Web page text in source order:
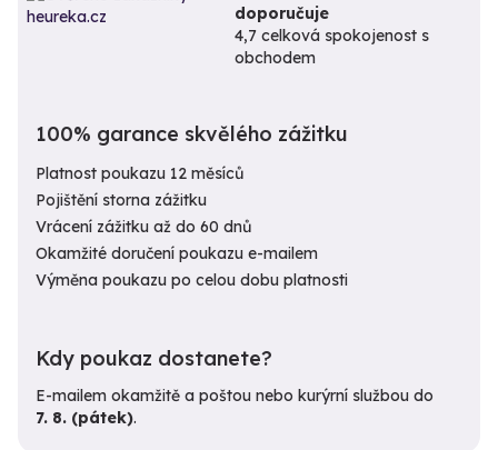
doporučuje
4,7 celková spokojenost s
obchodem
100% garance skvělého zážitku
Platnost poukazu 12 měsíců
Pojištění storna zážitku
Vrácení zážitku až do 60 dnů
Okamžité doručení poukazu e-mailem
Výměna poukazu po celou dobu platnosti
Kdy poukaz dostanete?
E-mailem okamžitě a poštou nebo kurýrní službou do
7. 8. (pátek).